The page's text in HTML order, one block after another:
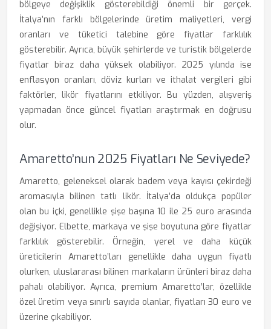
bölgeye değişiklik gösterebildiği önemli bir gerçek.
İtalya’nın farklı bölgelerinde üretim maliyetleri, vergi
oranları ve tüketici talebine göre fiyatlar farklılık
gösterebilir. Ayrıca, büyük şehirlerde ve turistik bölgelerde
fiyatlar biraz daha yüksek olabiliyor. 2025 yılında ise
enflasyon oranları, döviz kurları ve ithalat vergileri gibi
faktörler, likör fiyatlarını etkiliyor. Bu yüzden, alışveriş
yapmadan önce güncel fiyatları araştırmak en doğrusu
olur.
Amaretto’nun 2025 Fiyatları Ne Seviyede?
Amaretto, geleneksel olarak badem veya kayısı çekirdeği
aromasıyla bilinen tatlı likör. İtalya’da oldukça popüler
olan bu içki, genellikle şişe başına 10 ile 25 euro arasında
değişiyor. Elbette, markaya ve şişe boyutuna göre fiyatlar
farklılık gösterebilir. Örneğin, yerel ve daha küçük
üreticilerin Amaretto’ları genellikle daha uygun fiyatlı
olurken, uluslararası bilinen markaların ürünleri biraz daha
pahalı olabiliyor. Ayrıca, premium Amaretto’lar, özellikle
özel üretim veya sınırlı sayıda olanlar, fiyatları 30 euro ve
üzerine çıkabiliyor.